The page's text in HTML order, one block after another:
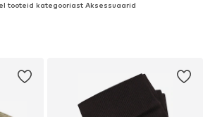
tooteid kategooriast Aksessuaarid